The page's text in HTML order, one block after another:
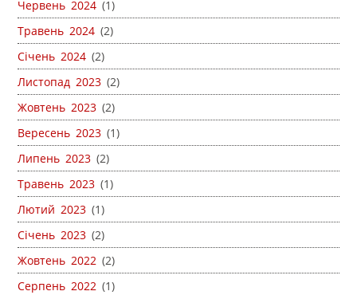
Червень 2024 (1)
Травень 2024 (2)
Січень 2024 (2)
Листопад 2023 (2)
Жовтень 2023 (2)
Вересень 2023 (1)
Липень 2023 (2)
Травень 2023 (1)
Лютий 2023 (1)
Січень 2023 (2)
Жовтень 2022 (2)
Серпень 2022 (1)